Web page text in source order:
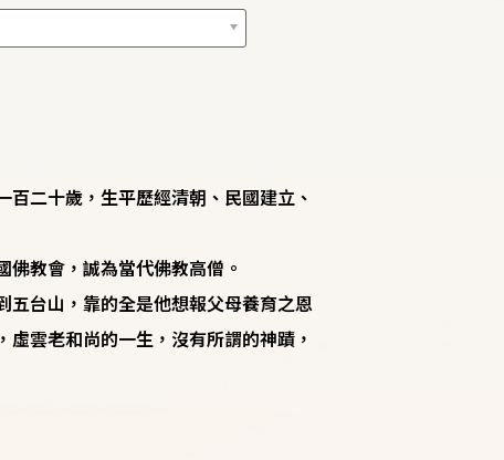
二十歲，生平歷經清朝、民國建立、
教會，誠為當代佛教高僧。
五台山，靠的全是他想報父母養育之恩
雲老和尚的一生，沒有所謂的神蹟，